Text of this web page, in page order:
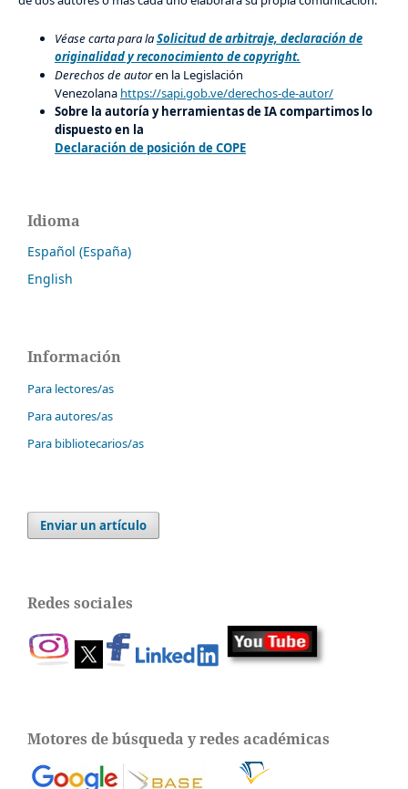
Véase carta para laSolicitud de arbitraje, declaración de
originalidad y reconocimiento de copyright.
Derechos de autoren la Legislación
Venezolana https://sapi.gob.ve/derechos-de-autor/
Sobre la autoría y herramientas de IA compartimos lo
dispuesto en la
Declaración de posición de COPE
Idioma
Español (España)
English
Información
Para lectores/as
Para autores/as
Para bibliotecarios/as
Enviar un artículo
Redes sociales
Motores de búsqueda y redes académicas